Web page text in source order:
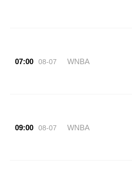
07:00 08-07 WNBA
09:00 08-07 WNBA